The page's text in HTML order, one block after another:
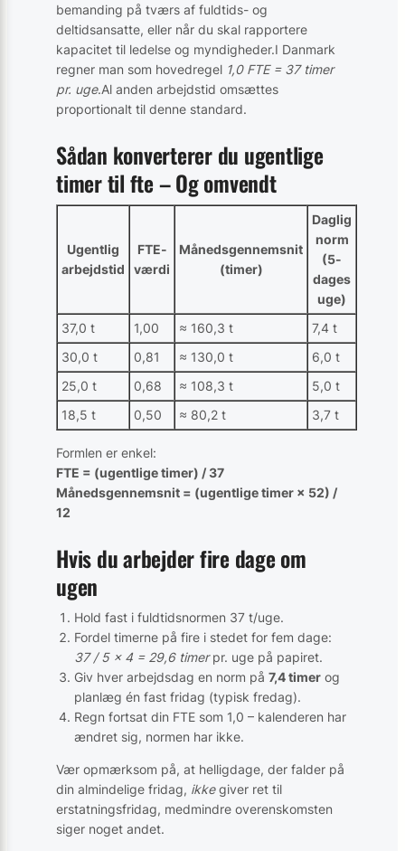
bemanding på tværs af fuldtids- og
deltidsansatte, eller når du skal rapportere
kapacitet til ledelse og myndigheder.I Danmark
regner man som hovedregel 1,0 FTE = 37 timer
pr. uge.Al anden arbejdstid omsættes
proportionalt til denne standard.
Sådan konverterer du ugentlige
timer til fte – Og omvendt
Ugentlig
arbejdstid
FTE-
værdi
Månedsgennemsnit
(timer)
Daglig
norm
(5-
dages
uge)
37,0 t
1,00 ≈ 160,3 t
7,4 t
30,0 t
0,81 ≈ 130,0 t
6,0 t
25,0 t
0,68 ≈ 108,3 t
5,0 t
18,5 t
0,50 ≈ 80,2 t 3,7 t
Formlen er enkel:
FTE = (ugentlige timer) / 37
Månedsgennemsnit = (ugentlige timer × 52) /
12
Hvis du arbejder fire dage om
ugen
Hold fast i fuldtidsnormen 37 t/uge.
Fordel timerne på fire i stedet for fem dage:
37 / 5 × 4 = 29,6 timerpr. uge på papiret.
Giv hver arbejdsdag en norm på 7,4 timer og
planlæg én fast fridag (typisk fredag).
Regn fortsat din FTE som 1,0 – kalenderen har
ændret sig, normen har ikke.
Vær opmærksom på, at helligdage, der falder på
din almindelige fridag, ikkegiver ret til
erstatningsfridag, medmindre overenskomsten
siger noget andet.